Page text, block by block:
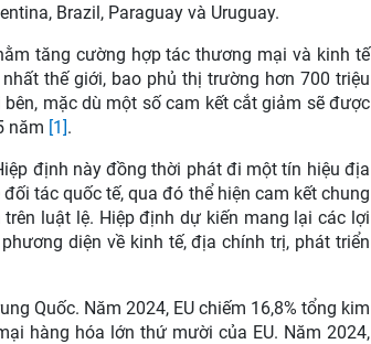
Brazil, Paraguay và Uruguay.
tăng cường hợp tác thương mại và kinh tế
thế giới, bao phủ thị trường hơn 700 triệu
mặc dù một số cam kết cắt giảm sẽ được
năm [1].
định này đồng thời phát đi một tín hiệu địa
tác quốc tế, qua đó thể hiện cam kết chung
luật lệ. Hiệp định dự kiến mang lại các lợi
diện về kinh tế, địa chính trị, phát triển
Quốc. Năm 2024, EU chiếm 16,8% tổng kim
hàng hóa lớn thứ mười của EU. Năm 2024,